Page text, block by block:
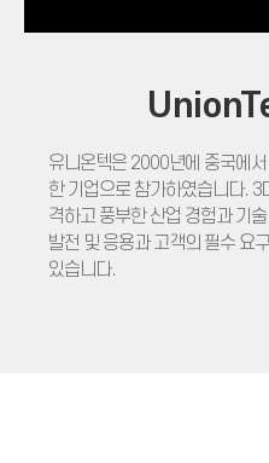
유니온텍은 2000년에 중국에
한 기업으로 참가하였습니다.
격하고 풍부한 산업 경험과 기
발전 및 응용과 고객의 필수 요
있습니다.